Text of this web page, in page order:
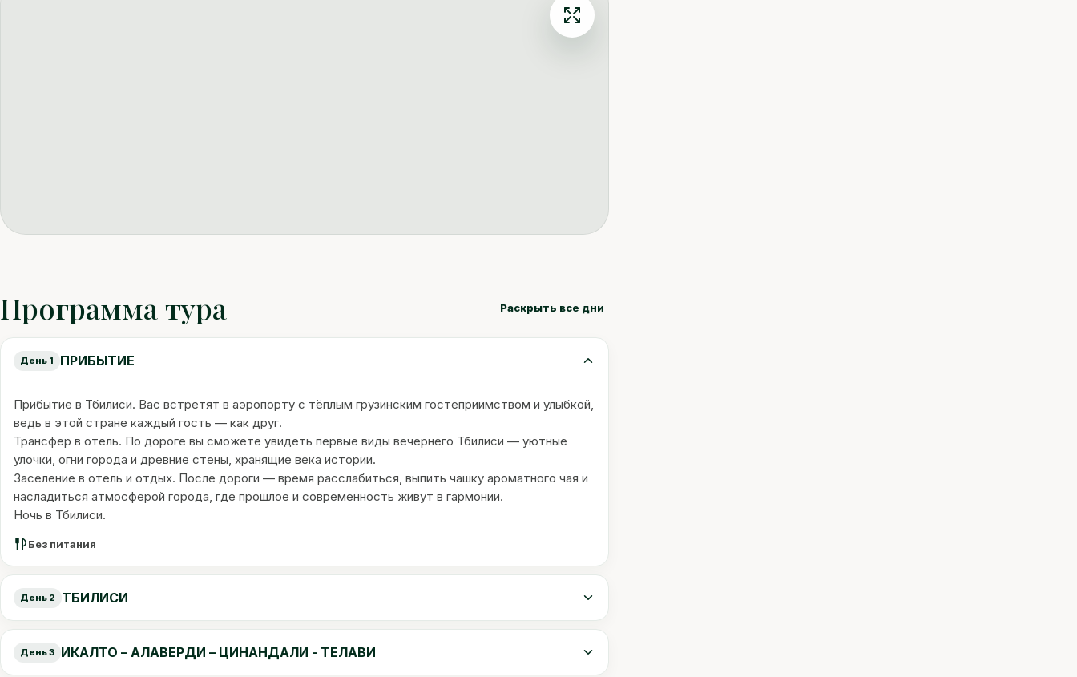
Программа тура Раскрыть все дни
День 1 ПРИБЫТИЕ
Прибытие в Тбилиси. Вас встретят в аэропорту с тёплым грузинским гостеприимством и улыбкой,
ведь в этой стране каждый гость — как друг.
Трансфер в отель. По дороге вы сможете увидеть первые виды вечернего Тбилиси — уютные
улочки, огни города и древние стены, хранящие века истории.
Заселение в отель и отдых. После дороги — время расслабиться, выпить чашку ароматного чая и
насладиться атмосферой города, где прошлое и современность живут в гармонии.
Ночь в Тбилиси.
Без питания
День 2 ТБИЛИСИ
День 3 ИКАЛТО – АЛАВЕРДИ – ЦИНАНДАЛИ - ТЕЛАВИ